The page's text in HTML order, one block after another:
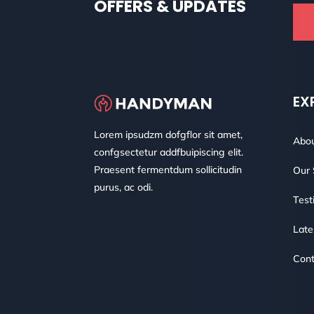
OFFERS & UPDATES
Lorem ipsudzm dofgflor sit amet,
confgsectetur addfbuipiscing elit.
Praesent fermentdum sollicitudin
purus, ac odi.
Our